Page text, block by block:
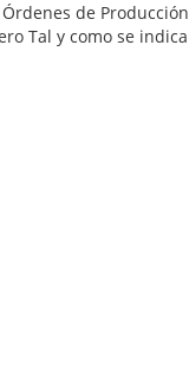
de Producción
Tal y como se indica